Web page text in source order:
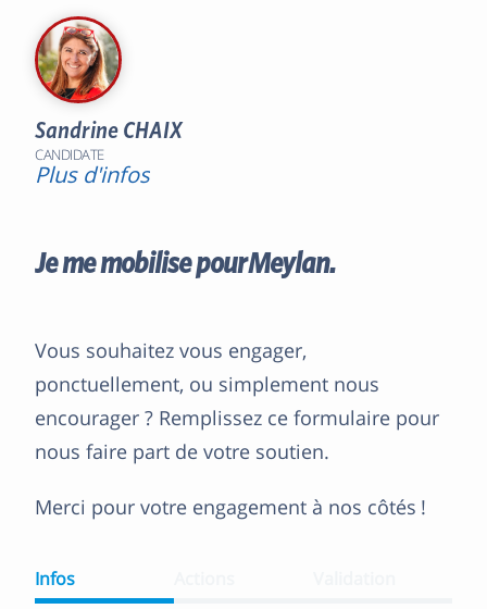
Sandrine CHAIX
CANDIDATE
Plus d'infos
Je me mobilise pour Meylan.
Vous souhaitez vous engager,
ponctuellement, ou simplement nous
encourager ? Remplissez ce formulaire pour
nous faire part de votre soutien.
Merci pour votre engagement à nos côtés !
Infos